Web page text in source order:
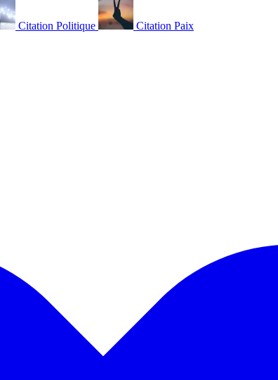
Citation Politique Citation Paix